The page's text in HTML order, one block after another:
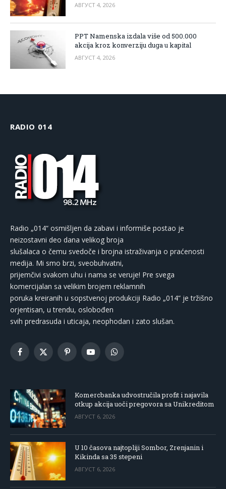
АВГУСТ 4, 2026
PPT Namenska izdala više od 500.000
akcija kroz konverziju duga u kapital
АВГУСТ 4, 2026
RADIO 014
Radio „014“ osmišljen da zabavi i informiše postao je
neizostavni deo dana velikog broja
slušalaca o čemu svedoče i brojna istraživanja o praćenosti
medija. Mi smo brzi, sveobuhvatni,
prijemčivi svakom uhu i nama se veruje! Pre svega
komercijalan sa velikim brojem reklamnih
poruka kreiranih u sopstvenoj produkciji Radio „014“ je tržišno
orjentisan, u trendu, oslobođen
svih predrasuda i uticaja, neophodan i zato slušan.
Facebook
X
PinterestYouTubeWhatsApp
Komercbanka udvostručila profit i najavila
otkup akcija uoči pregovora sa Unikreditom
АВГУСТ 6, 2026
U 10 časova najtopliji Sombor, Zrenjanin i
Kikinda sa 35 stepeni
АВГУСТ 6, 2026